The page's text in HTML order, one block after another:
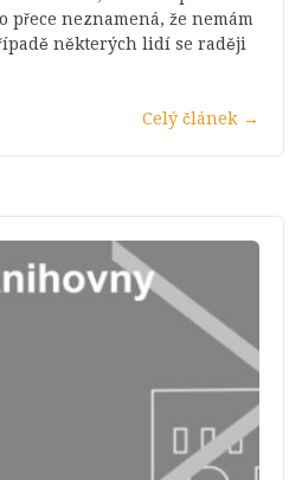
přece neznamená, že nemám
některých lidí se raději
Celý článek →